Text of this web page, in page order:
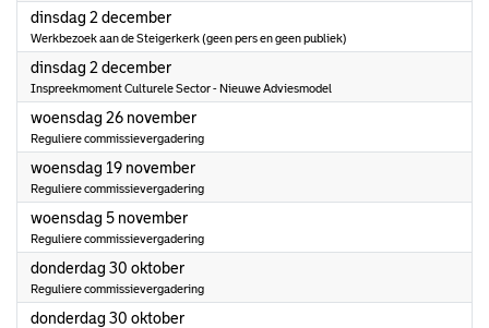
dinsdag 2 december2025
Werkbezoek aan de Steigerkerk (geen pers en geen publiek)
dinsdag 2 december2025
Inspreekmoment Culturele Sector - Nieuwe Adviesmodel
woensdag 26 november2025
Reguliere commissievergadering
woensdag 19 november2025
Reguliere commissievergadering
woensdag 5 november2025
Reguliere commissievergadering
donderdag 30 oktober2025
Reguliere commissievergadering
donderdag 30 oktober2025